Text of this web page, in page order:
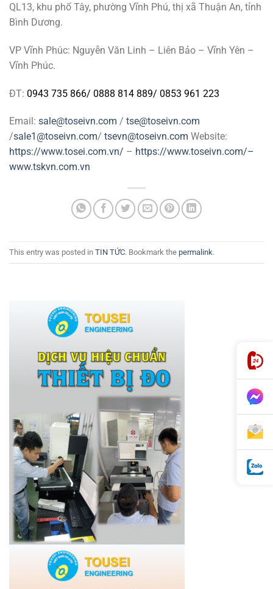
QL13, khu phố Tây, phường Vĩnh Phú, thị xã Thuận An, tỉnh
Bình Dương.
VP Vĩnh Phúc: Nguyễn Văn Linh – Liên Bảo – Vĩnh Yên –
Vĩnh Phúc.
ĐT: 0943 735 866/ 0888 814 889/ 0853 961 223
Email: sale@toseivn.com / tse@toseivn.com
/sale1@toseivn.com/ tsevn@toseivn.com Website:
https://www.tosei.com.vn/ – https://www.toseivn.com/–
www.tskvn.com.vn
This entry was posted in TIN TỨC. Bookmark the permalink.